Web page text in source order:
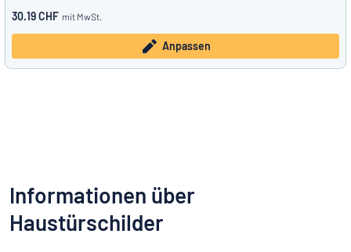
30.19 CHF mit MwSt.
Anpassen
Informationen über
Haustürschilder